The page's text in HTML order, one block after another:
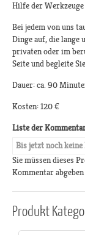
Hilfe der
Bei jedem von uns
Dinge auf, die lange
privaten oder im
Seite und begleite
Dauer: ca. 90
Kosten: 120 €
Liste der
Bis jetzt noch keine
Sie müssen dieses
Kommentar
Produkt